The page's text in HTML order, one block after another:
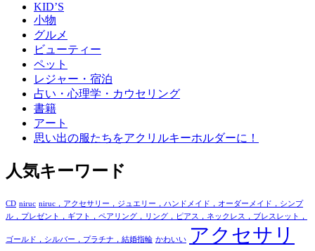
KID’S
小物
グルメ
ビューティー
ペット
レジャー・宿泊
占い・心理学・カウセリング
書籍
アート
思い出の服たちをアクリルキーホルダーに！
人気キーワード
CD niruc niruc，アクセサリー，ジュエリー，ハンドメイド，オーダーメイド，シンプ
ル，プレゼント，ギフト，ペアリング，リング，ピアス，ネックレス，ブレスレット，
ゴールド，シルバー，プラチナ，結婚指輪 かわいい
アクセサリ